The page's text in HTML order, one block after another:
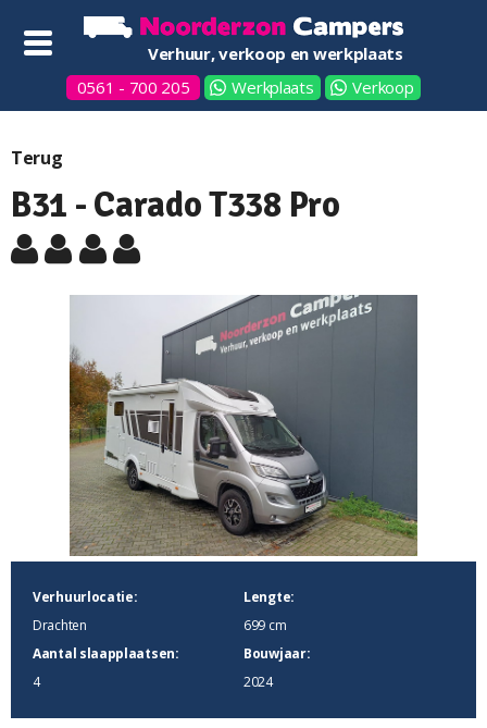
Verhuur, verkoop en werkplaats
0561 - 700 205
Werkplaats Verkoop
Terug
B31 - Carado T338 Pro
Verhuurlocatie:
Drachten
Lengte:
699 cm
Aantal slaapplaatsen:
4
Bouwjaar:
2024